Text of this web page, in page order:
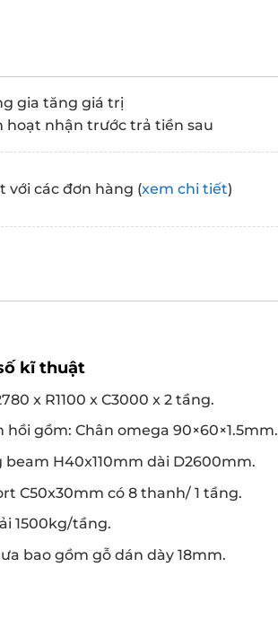
gia tăng giá trị
hoạt nhận trước trả tiền sau
với các đơn hàng (xem chi tiết)
kĩ thuật
x R1100 x C3000 x 2 tầng.
hồi gồm: Chân omega 90×60×1.5mm.
beam H40x110mm dài D2600mm.
C50x30mm có 8 thanh/ 1 tầng.
1500kg/tầng.
bao gồm gỗ dán dày 18mm.